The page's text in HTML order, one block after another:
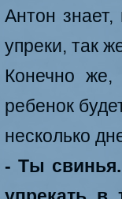
Антон
упреки, так
Конечно
ребенок
несколько
- Ты